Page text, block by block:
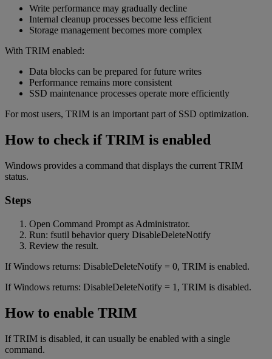
Write performance may gradually decline
Internal cleanup processes become less efficient
Storage management becomes more complex
With TRIM enabled:
Data blocks can be prepared for future writes
Performance remains more consistent
SSD maintenance processes operate more efficiently
For most users, TRIM is an important part of SSD optimization.
How to check if TRIM is enabled
Windows provides a command that displays the current TRIM
status.
Steps
Open Command Prompt as Administrator.
Run: fsutil behavior query DisableDeleteNotify
Review the result.
If Windows returns: DisableDeleteNotify = 0, TRIM is enabled.
If Windows returns: DisableDeleteNotify = 1, TRIM is disabled.
How to enable TRIM
If TRIM is disabled, it can usually be enabled with a single
command.